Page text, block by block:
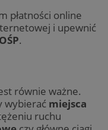
płatności online
i upewnić
.
równie ważne.
wybierać miejsca
ruchu